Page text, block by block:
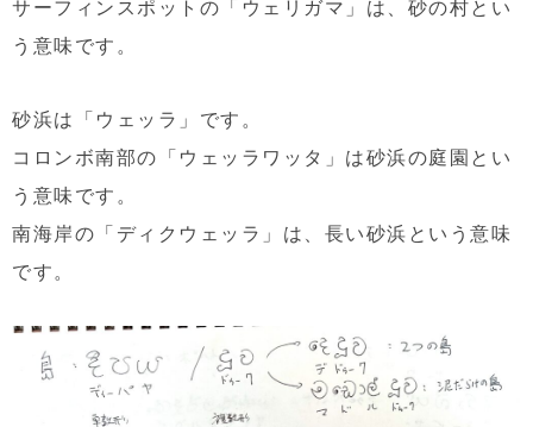
サーフィンスポットの「ウェリガマ」は、砂の村とい
う意味です。
砂浜は「ウェッラ」です。
コロンボ南部の「ウェッラワッタ」は砂浜の庭園とい
う意味です。
南海岸の「ディクウェッラ」は、長い砂浜という意味
です。